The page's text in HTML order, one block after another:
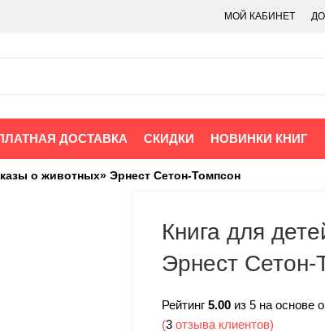
МОЙ КАБИНЕТ
ДОСТАВКА СКИДКИ НОВИНКИ КНИГ
о животных» Эрнест Сетон-Томпсон
Книга для
Эрнест Сетон-
Рейтинг 5.00 из 5 на основе
(3 отзыва клиентов)